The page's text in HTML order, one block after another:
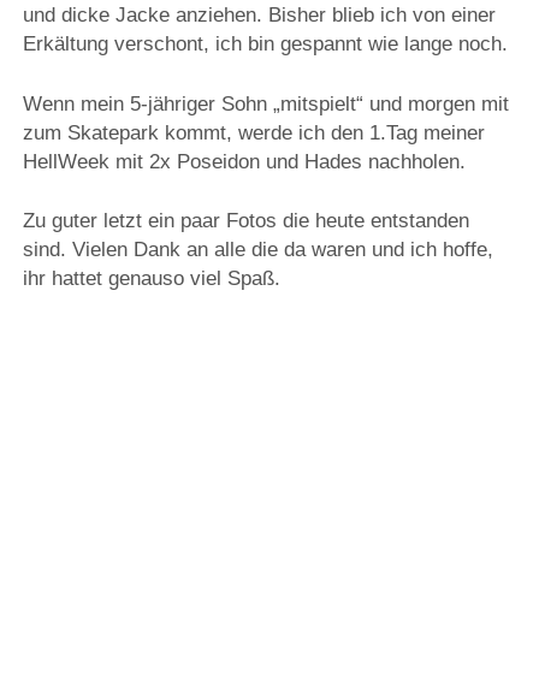
und dicke Jacke anziehen. Bisher blieb ich von einer
Erkältung verschont, ich bin gespannt wie lange noch.
Wenn mein 5-jähriger Sohn „mitspielt“ und morgen mit
zum Skatepark kommt, werde ich den 1.Tag meiner
HellWeek mit 2x Poseidon und Hades nachholen.
Zu guter letzt ein paar Fotos die heute entstanden
sind. Vielen Dank an alle die da waren und ich hoffe,
ihr hattet genauso viel Spaß.